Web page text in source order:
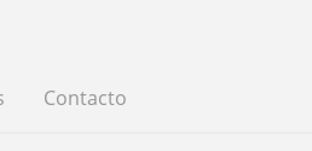
Contacto